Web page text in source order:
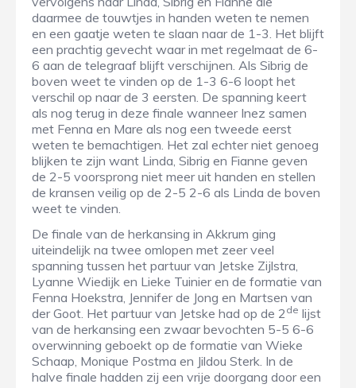
daarmee de touwtjes in handen weten te nemen
en een gaatje weten te slaan naar de 1-3. Het blijft
een prachtig gevecht waar in met regelmaat de 6-
6 aan de telegraaf blijft verschijnen. Als Sibrig de
boven weet te vinden op de 1-3 6-6 loopt het
verschil op naar de 3 eersten. De spanning keert
als nog terug in deze finale wanneer Inez samen
met Fenna en Mare als nog een tweede eerst
weten te bemachtigen. Het zal echter niet genoeg
blijken te zijn want Linda, Sibrig en Fianne geven
de 2-5 voorsprong niet meer uit handen en stellen
de kransen veilig op de 2-5 2-6 als Linda de boven
weet te vinden.
De finale van de herkansing in Akkrum ging
uiteindelijk na twee omlopen met zeer veel
spanning tussen het partuur van Jetske Zijlstra,
Lyanne Wiedijk en Lieke Tuinier en de formatie van
Fenna Hoekstra, Jennifer de Jong en Martsen van
der Goot. Het partuur van Jetske had op de 2 de lijst
van de herkansing een zwaar bevochten 5-5 6-6
overwinning geboekt op de formatie van Wieke
Schaap, Monique Postma en Jildou Sterk. In de
halve finale hadden zij een vrije doorgang door een